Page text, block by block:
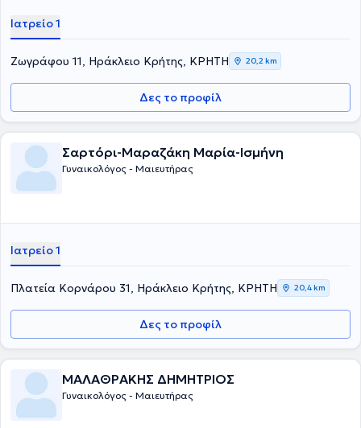
Ιατρείο 1
Ζωγράφου 11, Ηράκλειο Κρήτης, ΚΡΗΤΗ 20,2 km
Δες το προφίλ
Σαρτόρι-Μαραζάκη Μαρία-Ισμήνη
Γυναικολόγος - Μαιευτήρας
Ιατρείο 1
Πλατεία Κορνάρου 31, Ηράκλειο Κρήτης, ΚΡΗΤΗ 20,4 km
Δες το προφίλ
ΜΑΛΑΘΡΑΚΗΣ ΔΗΜΗΤΡΙΟΣ
Γυναικολόγος - Μαιευτήρας